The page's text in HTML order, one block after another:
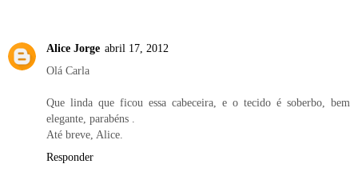
Alice Jorge abril 17, 2012
Olá Carla
Que linda que ficou essa cabeceira, e o tecido é soberbo, bem
elegante, parabéns .
Até breve, Alice.
Responder